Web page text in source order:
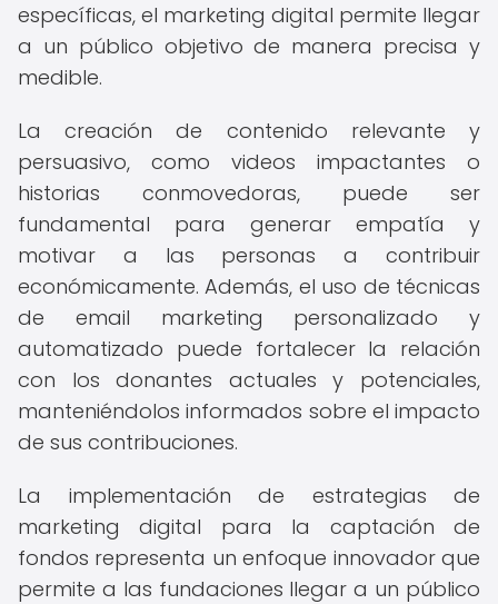
específicas, el marketing digital permite llegar
a un público objetivo de manera precisa y
medible.
La creación de contenido relevante y
persuasivo, como videos impactantes o
historias conmovedoras, puede ser
fundamental para generar empatía y
motivar a las personas a contribuir
económicamente. Además, el uso de técnicas
de email marketing personalizado y
automatizado puede fortalecer la relación
con los donantes actuales y potenciales,
manteniéndolos informados sobre el impacto
de sus contribuciones.
La implementación de estrategias de
marketing digital para la captación de
fondos representa un enfoque innovador que
permite a las fundaciones llegar a un público